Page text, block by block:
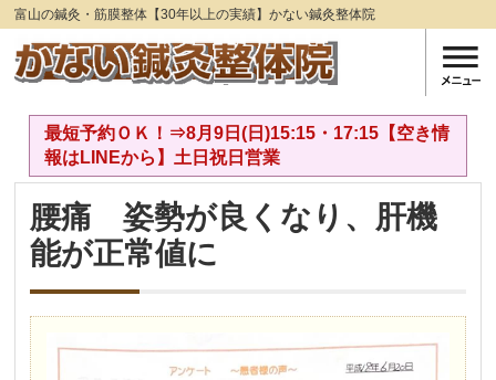
富山の鍼灸・筋膜整体【30年以上の実績】かない鍼灸整体院
最短予約ＯＫ！⇒8月9日(日)15:15・17:15【空き情
報はLINEから】土日祝日営業
腰痛 姿勢が良くなり、肝機
能が正常値に